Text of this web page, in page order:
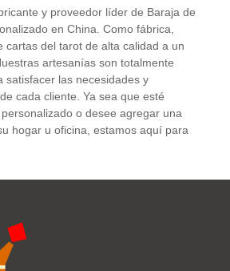
y proveedor líder de Baraja de
en China. Como fábrica,
cartas del tarot de alta calidad a un
artesanías son totalmente
satisfacer las necesidades y
cada cliente. Ya sea que esté
o desee agregar una
hogar u oficina, estamos aquí para